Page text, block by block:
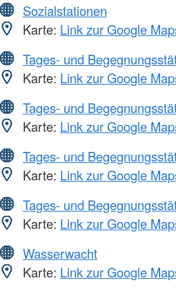
Sozialstationen
Karte: Link zur Google
Tages- und
Karte: Link zur Google
Tages- und
Karte: Link zur Google
Tages- und
Karte: Link zur Google
Tages- und
Karte: Link zur Google
Wasserwacht
Karte: Link zur Google